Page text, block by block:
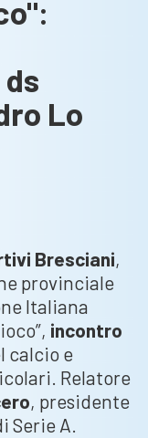
Lo
Bresciani,
provinciale
Italiana
incontro
calcio e
Relatore
, presidente
Serie A.